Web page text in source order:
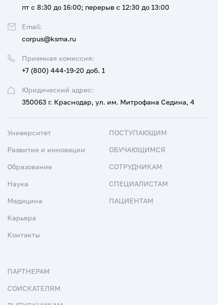
Юридический адрес:
350063 г. Краснодар, ул. им. Митрофана Седина, 4
Приемная комиссия:
+7 (800) 444-19-20 доб. 1
пт с 8:30 до 16:00; перерыв с 12:30 до 13:00
Email:
corpus@ksma.ru
Университет
Развитие и инновации
Образование
Наука
Медицина
Карьера
Контакты
ПОСТУПАЮЩИМ
ОБУЧАЮЩИМСЯ
СОТРУДНИКАМ
СПЕЦИАЛИСТАМ
ПАЦИЕНТАМ
ПАРТНЕРАМ
СОИСКАТЕЛЯМ